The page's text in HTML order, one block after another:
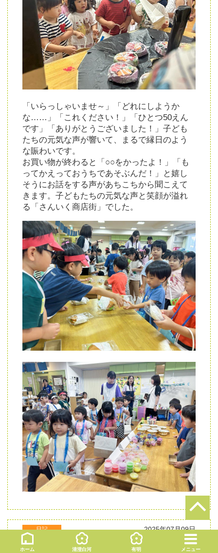
「いらっしゃいませ～」「どれにしようか
な……」「これください！」「ひとつ50えん
です」「ありがとうございました！」子ども
たちの元気な声が響いて、まるで縁日のよう
な賑わいです。
お買い物が終わると「○○をかったよ！」「も
ってかえっておうちであそぶんだ！」と嬉し
そうにお話をする声があちこちから聞こえて
きます。子どもたちの元気な声と笑顔が溢れ
る「さんいく商店街」でした。
日記 2025年07月09日
🎉カレーライスパーティー🍛
ホーム 清澄白河 有明 メニュー